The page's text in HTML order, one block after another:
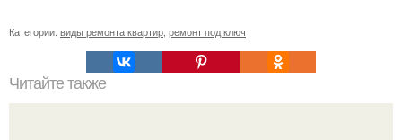
Категории: виды ремонта квартир, ремонт под ключ
Читайте также